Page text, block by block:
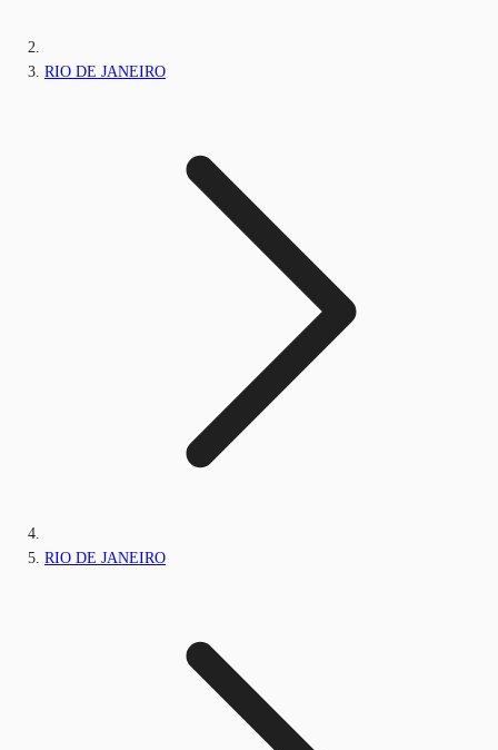
RIO DE JANEIRO
RIO DE JANEIRO